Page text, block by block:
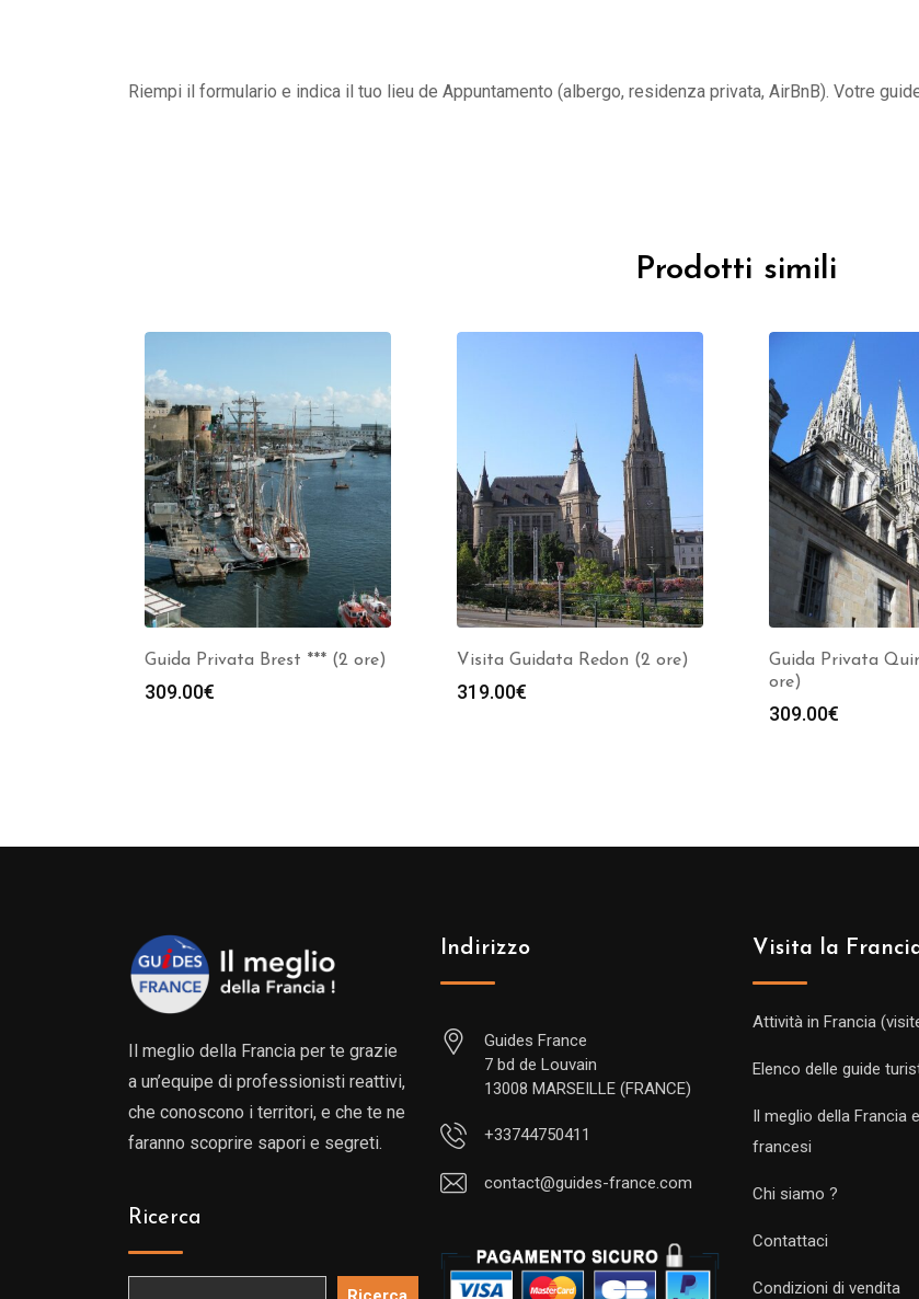
Riempi il formulario e indica il tuo lieu de Appuntamento (albergo, residenza privata, AirBnB). Votre
Prodotti simili
Guida Privata Brest *** (2 ore)
309.00€
Visita Guidata Redon (2 ore)
319.00€
Guida Privata
ore)
309.00€
Il meglio della Francia per te grazie
a un’equipe di professionisti reattivi,
che conoscono i territori, e che te ne
faranno scoprire sapori e segreti.
Ricerca
Indirizzo
Guides France
7 bd de Louvain
13008 MARSEILLE (FRANCE)
+33744750411
contact@guides-france.com
Visita la
Attività in Francia
Elenco delle guide
Il meglio della Francia
francesi
Chi siamo ?
Contattaci
Condizioni di vendita